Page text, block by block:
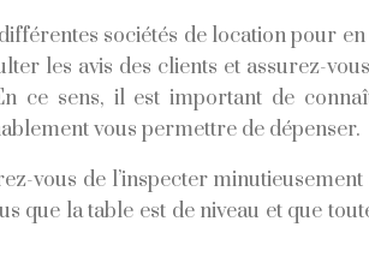
sociétés de location pour
les avis des clients et assurez-
ce sens, il est important de
vous permettre de dépenser.
vous de l’inspecter
que la table est de niveau et que